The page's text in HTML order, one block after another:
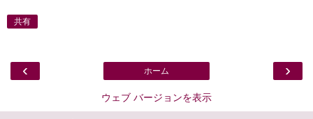
共有
‹ ›
ホーム
ウェブ バージョンを表示